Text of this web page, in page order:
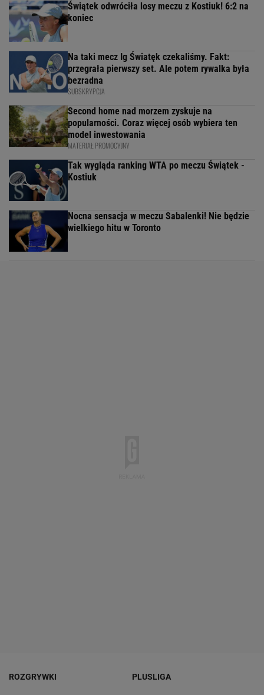
Świątek odwróciła losy meczu z Kostiuk! 6:2 na
koniec
Na taki mecz Ig Światęk czekaliśmy. Fakt:
przegrała pierwszy set. Ale potem rywalka była
bezradna
SUBSKRYPCJA
Second home nad morzem zyskuje na
popularności. Coraz więcej osób wybiera ten
model inwestowania
MATERIAŁ PROMOCYJNY
Tak wygląda ranking WTA po meczu Świątek -
Kostiuk
Nocna sensacja w meczu Sabalenki! Nie będzie
wielkiego hitu w Toronto
ROZGRYWKI PLUSLIGA